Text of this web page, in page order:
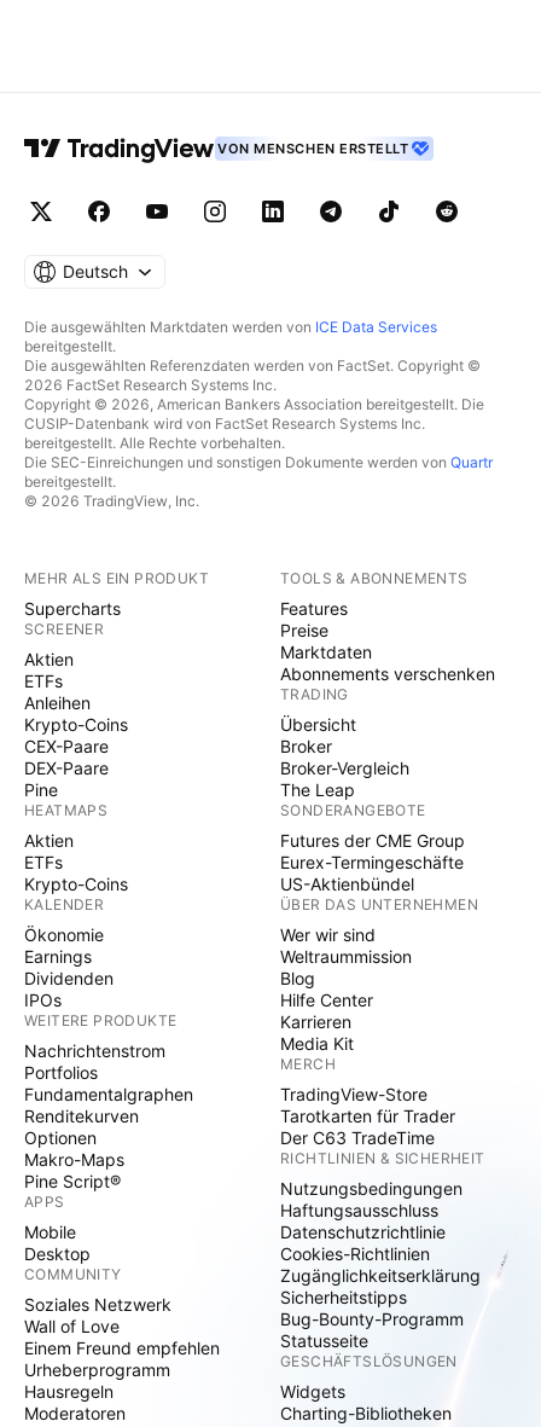
VON MENSCHEN ERSTELLT
Deutsch
Die ausgewählten Marktdaten werden von ICE Data Services
bereitgestellt.
Die ausgewählten Referenzdaten werden von FactSet. Copyright ©
2026 FactSet Research Systems Inc.
Copyright © 2026, American Bankers Association bereitgestellt. Die
CUSIP-Datenbank wird von FactSet Research Systems Inc.
bereitgestellt. Alle Rechte vorbehalten.
Die SEC-Einreichungen und sonstigen Dokumente werden von Quartr
bereitgestellt.
© 2026 TradingView, Inc.
MEHR ALS EIN PRODUKT
Supercharts
SCREENER
Aktien
ETFs
Anleihen
Krypto-Coins
CEX-Paare
DEX-Paare
Pine
HEATMAPS
Aktien
ETFs
Krypto-Coins
KALENDER
Ökonomie
Earnings
Dividenden
IPOs
WEITERE PRODUKTE
Nachrichtenstrom
Portfolios
Fundamentalgraphen
Renditekurven
Optionen
Makro-Maps
Pine Script®
APPS
Mobile
Desktop
COMMUNITY
Soziales Netzwerk
Wall of Love
Einem Freund empfehlen
Urheberprogramm
Hausregeln
Moderatoren
TOOLS & ABONNEMENTS
Features
Preise
Marktdaten
Abonnements verschenken
TRADING
Übersicht
Broker
Broker-Vergleich
The Leap
SONDERANGEBOTE
Futures der CME Group
Eurex-Termingeschäfte
US-Aktienbündel
ÜBER DAS UNTERNEHMEN
Wer wir sind
Weltraummission
Blog
Hilfe Center
Karrieren
Media Kit
MERCH
TradingView-Store
Tarotkarten für Trader
Der C63 TradeTime
RICHTLINIEN & SICHERHEIT
Nutzungsbedingungen
Haftungsausschluss
Datenschutzrichtlinie
Cookies-Richtlinien
Zugänglichkeitserklärung
Sicherheitstipps
Bug-Bounty-Programm
Statusseite
GESCHÄFTSLÖSUNGEN
Widgets
Charting-Bibliotheken